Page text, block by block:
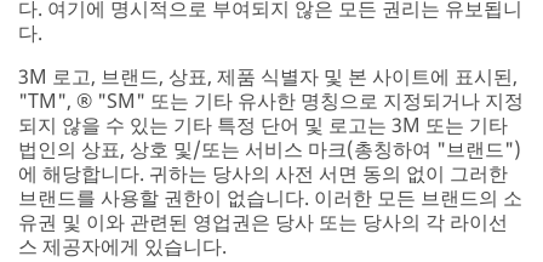
다. 여기에 명시적으로 부여되지 않은 모든 권리는 유보됩니
다.
3M 로고, 브랜드, 상표, 제품 식별자 및 본 사이트에 표시된,
"TM", ® "SM" 또는 기타 유사한 명칭으로 지정되거나 지정
되지 않을 수 있는 기타 특정 단어 및 로고는 3M 또는 기타
법인의 상표, 상호 및/또는 서비스 마크(총칭하여 "브랜드")
에 해당합니다. 귀하는 당사의 사전 서면 동의 없이 그러한
브랜드를 사용할 권한이 없습니다. 이러한 모든 브랜드의 소
유권 및 이와 관련된 영업권은 당사 또는 당사의 각 라이선
스 제공자에게 있습니다.